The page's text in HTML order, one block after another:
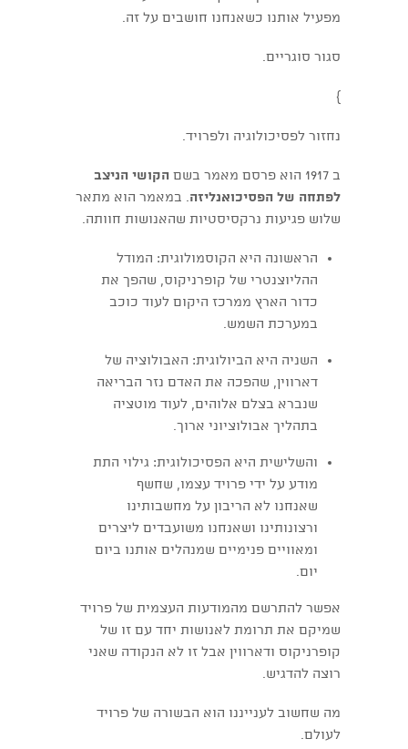
מפעיל אותנו כשאנחנו חושבים על זה.
סגור סוגריים.
}
נחזור לפסיכולוגיה ולפרויד.
ב 1917 הוא פרסם מאמר בשם הקושי הניצב
לפתחה של הפסיכואנליזה. במאמר הוא מתאר
שלוש פגיעות נרקסיסטיות שהאנושות חוותה.
הראשונה היא הקוסמולוגית: המודל
ההליוצנטרי של קופרניקוס, שהפך את
כדור הארץ ממרכז היקום לעוד כוכב
במערכת השמש.
השניה היא הביולוגית: האבולוציה של
דארווין, שהפכה את האדם נזר הבריאה
שנברא בצלם אלוהים, לעוד מוטציה
בתהליך אבולוציוני ארוך.
והשלישית היא הפסיכולוגית: גילוי התת
מודע על ידי פרויד עצמו, שחשף
שאנחנו לא הריבון על מחשבותינו
ורצונותינו ושאנחנו משועבדים ליצרים
ומאוויים פנימיים שמנהלים אותנו ביום
יום.
אפשר להתרשם מהמודעות העצמית של פרויד
שמיקם את תרומת לאנושות יחד עם זו של
קופרניקוס ודארווין אבל זו לא הנקודה שאני
רוצה להדגיש.
מה שחשוב לענייננו הוא הבשורה של פרויד
לעולם.